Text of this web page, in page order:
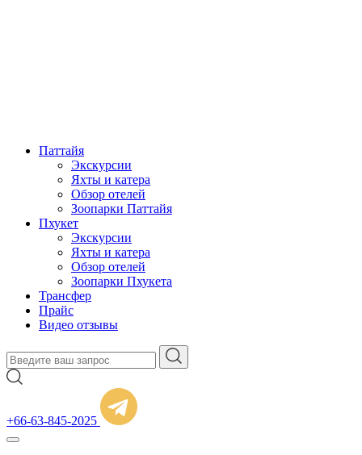
Паттайя
Экскурсии
Яхты и катера
Обзор отелей
Зоопарки Паттайя
Пхукет
Экскурсии
Яхты и катера
Обзор отелей
Зоопарки Пхукета
Трансфер
Прайс
Видео отзывы
+66-63-845-2025